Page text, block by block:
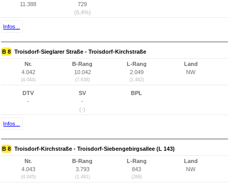
11.388
729
(6,4%)
Infos...
B 8 Troisdorf-Sieglarer Straße - Troisdorf-Kirchstraße
Nr.
4.042
(4.044)
B-Rang
10.042
(7.638)
L-Rang
2.049
(1.462)
Land
NW
DTV
-
SV
-
(-)
BPL
Infos...
B 8 Troisdorf-Kirchstraße - Troisdorf-Siebengebirgsallee (L 143)
Nr.
4.043
(4.045)
B-Rang
3.793
(1.491)
L-Rang
843
(269)
Land
NW